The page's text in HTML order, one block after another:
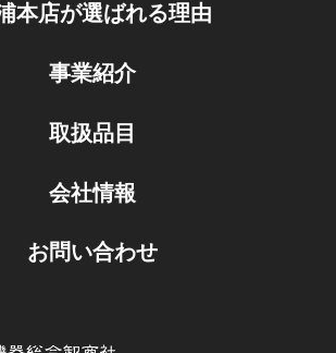
本店が選ばれる理由
事業紹介
取扱品目
会社情報
お問い合わせ